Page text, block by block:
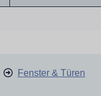
Fenster & Türen